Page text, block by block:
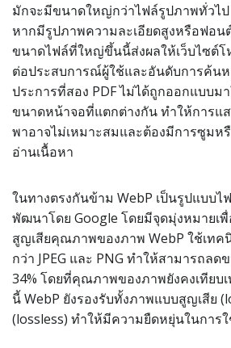
มักจะมีขนาดใหญ่กว่าไฟล์รูปภาพทั่วไป
หากมีรูปภาพความละเอียดสูงหรือฟอน
ขนาดไฟล์ที่ใหญ่ขึ้นนี้ส่งผลให้เว็บไซต์โ
ต่อประสบการณ์ผู้ใช้และอันดับการค้นห
ประการที่สอง PDF ไม่ได้ถูกออกแบบม
ขนาดหน้าจอที่แตกต่างกัน ทำให้การแ
พาอาจไม่เหมาะสมและต้องมีการซูมห
อ่านเนื้อหา
ในทางตรงกันข้าม WebP เป็นรูปแบบ
พัฒนาโดย Google โดยมีจุดมุ่งหมายเ
สูญเสียคุณภาพของภาพ WebP ใช้เท
กว่า JPEG และ PNG ทำให้สามารถลด
34% โดยที่คุณภาพของภาพยังคงเทียบ
นี้ WebP ยังรองรับทั้งภาพแบบสูญเสีย
(lossless) ทำให้มีความยืดหยุ่นในการ